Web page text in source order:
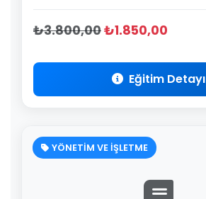
₺3.800,00₺1.850,00
Eğitim Detayı
YÖNETİM VE İŞLETME